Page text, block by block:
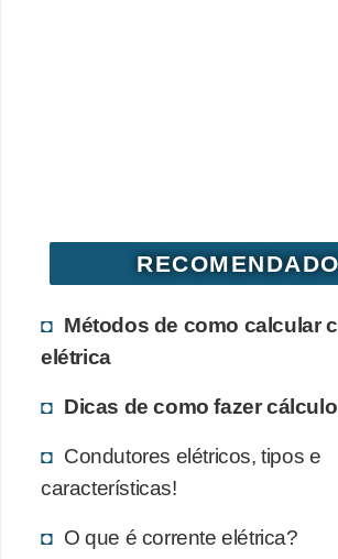
Métodos de como calcular
elétrica
Dicas de como fazer
Condutores elétricos, tipos e
características!
O que é corrente elétrica?